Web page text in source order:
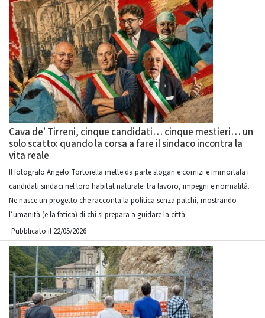
Cava de’ Tirreni, cinque candidati… cinque mestieri… un
solo scatto: quando la corsa a fare il sindaco incontra la
vita reale
Il fotografo Angelo Tortorella mette da parte slogan e comizi e immortala i
candidati sindaci nel loro habitat naturale: tra lavoro, impegni e normalità.
Ne nasce un progetto che racconta la politica senza palchi, mostrando
l’umanità (e la fatica) di chi si prepara a guidare la città
Pubblicato il 22/05/2026